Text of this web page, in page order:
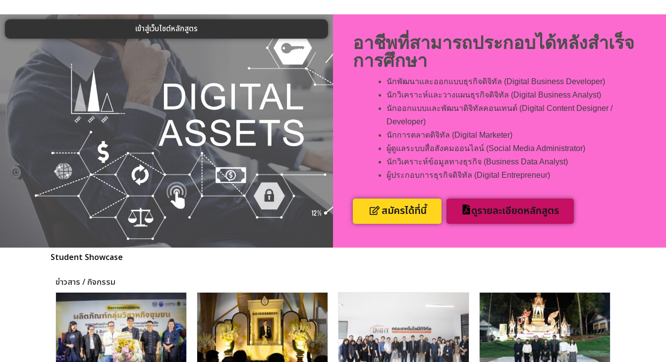
เข้าสู่เว็บไซต์หลักสูตร
อาชีพที่สามารถประกอบได้หลังสำเร็จ
การศึกษา
นักพัฒนาและออกแบบธุรกิจดิจิทัล (Digital Business Developer)
นักวิเคราะห์และวางแผนธุรกิจดิจิทัล (Digital Business Analyst)
นักออกแบบและพัฒนาดิจิทัลคอนเทนต์ (Digital Content Designer /
Developer)
นักการตลาดดิจิทัล (Digital Marketer)
ผู้ดูแลระบบสื่อสังคมออนไลน์ (Social Media Administrator)
นักวิเคราะห์ข้อมูลทางธุรกิจ (Business Data Analyst)
ผู้ประกอบการธุรกิจดิจิทัล (Digital Entrepreneur)
สมัครได้ที่นี้ ดูรายละเอียดหลักสูตร
Student Showcase
ข่าวสาร / กิจกรรม